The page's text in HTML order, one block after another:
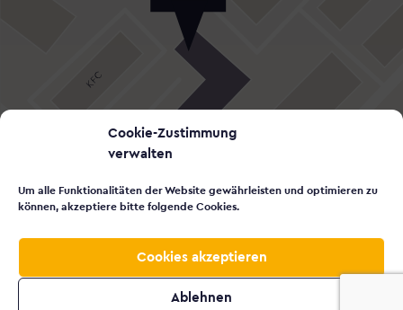
Cookie-Zustimmung
verwalten
Um alle Funktionalitäten der Website gewährleisten und optimieren zu
können, akzeptiere bitte folgende Cookies.
Cookies akzeptieren
Ablehnen
